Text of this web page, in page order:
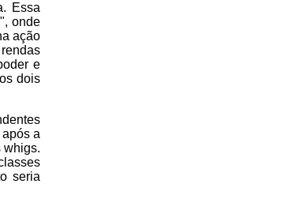
Essa
onde
ação
e
dois
a
whigs.
seria